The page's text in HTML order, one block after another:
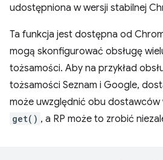
udostępniona w wersji stabilnej
Ta funkcja jest dostępna od
mogą skonfigurować obsługę
tożsamości. Aby na przykład
tożsamości Seznam i Google,
może uwzględnić obu dostawców
get() , a RP może to zrobić